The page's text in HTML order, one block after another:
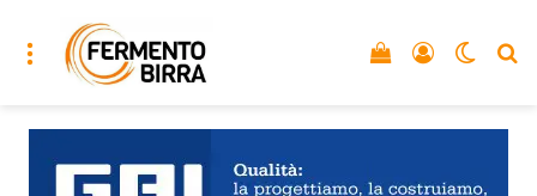
Menu Accedi
Vedi il carrello